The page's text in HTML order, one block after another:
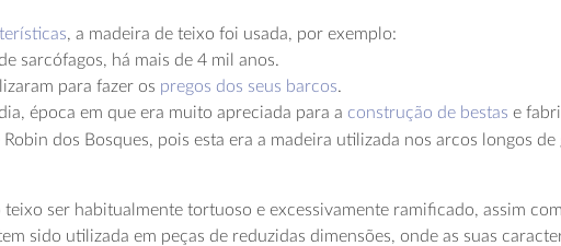
, a madeira de teixo foi usada, por exemplo:
sarcófagos, há mais de 4 mil anos.
para fazer os pregos dos seus barcos.
época em que era muito apreciada para a construção de bestas e
dos Bosques, pois esta era a madeira utilizada nos arcos longos de
ser habitualmente tortuoso e excessivamente ramificado, assim
sido utilizada em peças de reduzidas dimensões, onde as suas